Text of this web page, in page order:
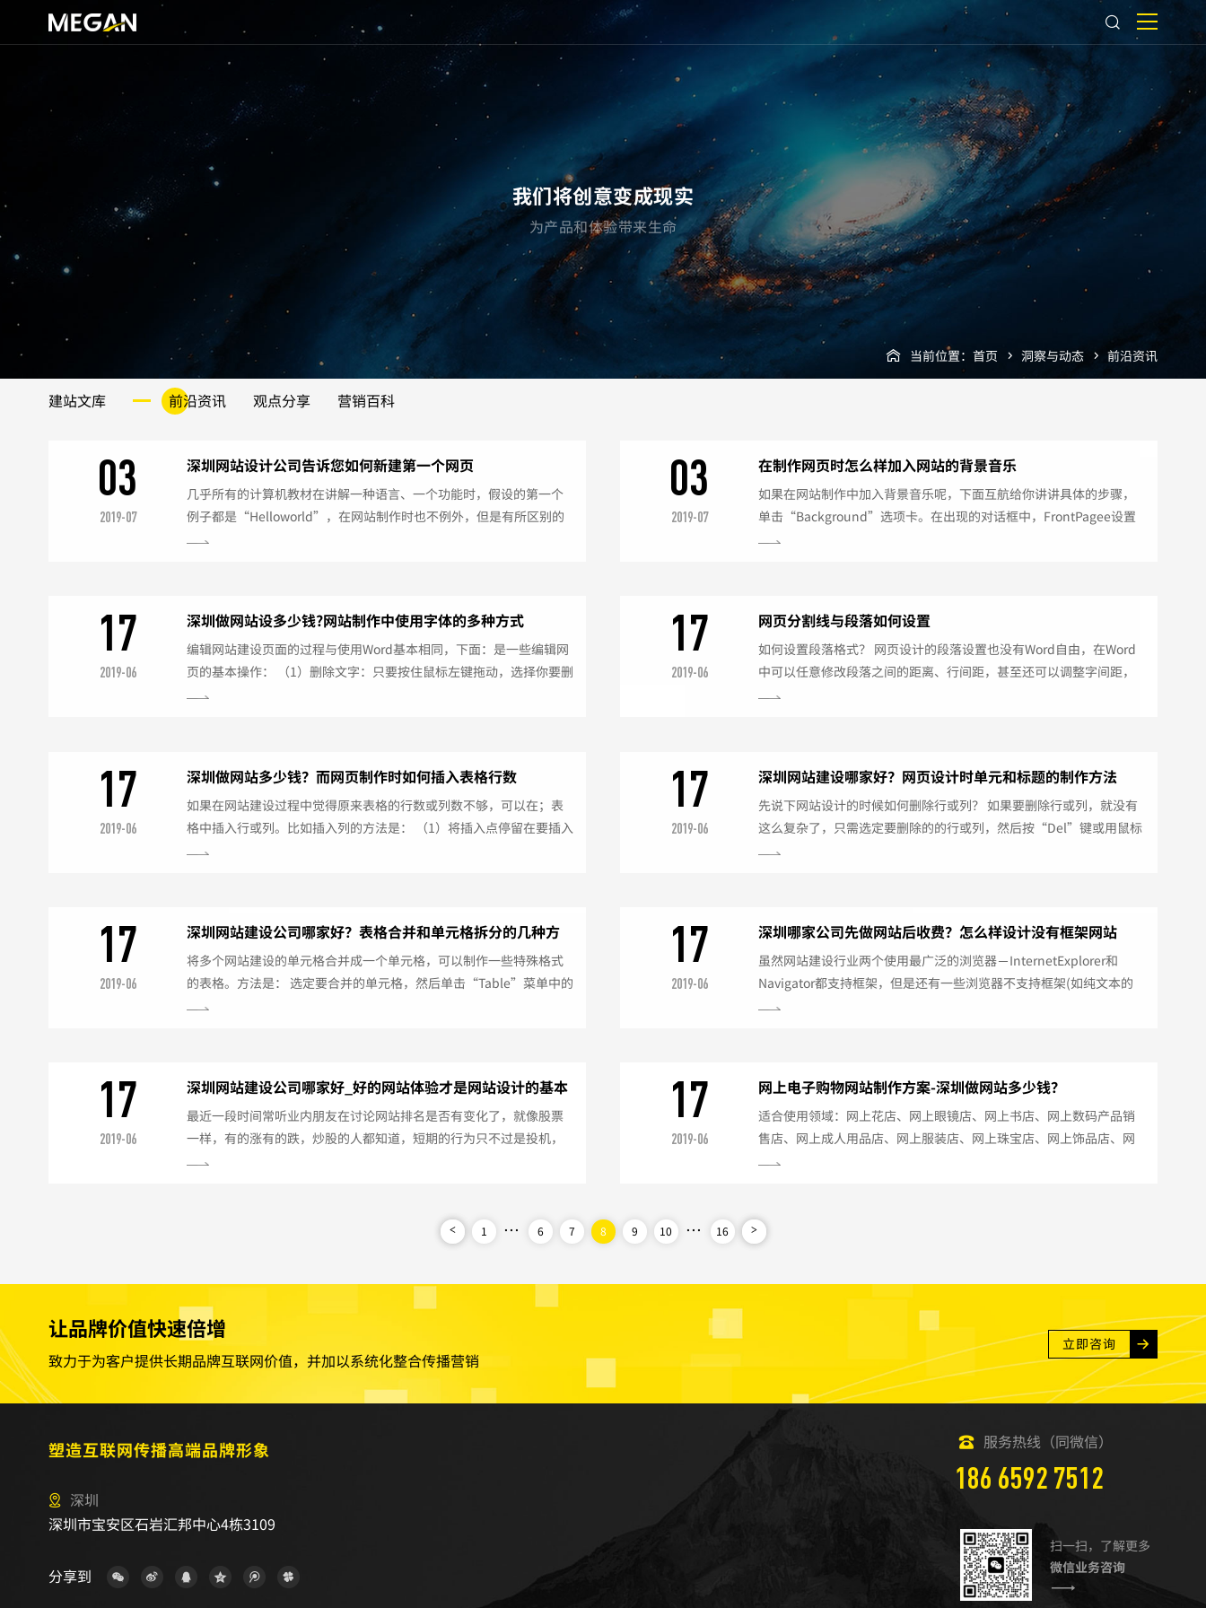
我们将创意变成现实
为产品和体验带来生命
当前位置：首页 洞察与动态 前沿资讯
建站文库 前沿资讯 观点分享 营销百科
03
2019-07
深圳网站设计公司告诉您如何新建第一个网页
几乎所有的计算机教材在讲解一种语言、一个功能时，假设的第一个
例子都是“Helloworld”，在网站制作时也不例外，但是有所区别的
是，我们要使用中文，即在网页显示出“你好，我的网页”。首先启
的，...
03
2019-07
在制作网页时怎么样加入网站的背景音乐
如果在网站制作中加入背景音乐呢，下面互航给你讲讲具体的步骤，
单击“Background”选项卡。在出现的对话框中，FrontPagee设置
了默认的背景颜色，单击“Background”旁边的下拉列表框，从中可
滚动而滚动...
17
2019-06
深圳做网站设多少钱?网站制作中使用字体的多种方式
编辑网站建设页面的过程与使用Word基本相同，下面：是一些编辑网
页的基本操作： （1）删除文字：只要按住鼠标左键拖动，选择你要删
除的文字，按Kelete键即可。（2）替换文字：选择你要替换的文字，
符即可。...
17
2019-06
网页分割线与段落如何设置
如何设置段落格式？ 网页设计的段落设置也没有Word自由，在Word
中可以任意修改段落之间的距离、行间距，甚至还可以调整字间距，
但在网页中却没有这么自由。有时希望将段落间距变小，就需要使用
主题突出，容易阅读。而...
17
2019-06
深圳做网站多少钱？而网页制作时如何插入表格行数
如果在网站建设过程中觉得原来表格的行数或列数不够，可以在；表
格中插入行或列。比如插入列的方法是： （1）将插入点停留在要插入
行或列的单元格内.（2）单击“Columns(列)”菜单中的
17
2019-06
深圳网站建设哪家好？网页设计时单元和标题的制作方法
先说下网站设计的时候如何删除行或列？ 如果要删除行或列，就没有
这么复杂了，只需选定要删除的的行或列，然后按“Del”键或用鼠标
单击工具栏上的剪切按钮即可。 如何插入单元或标题？ 插入单元格的
17
2019-06
深圳网站建设公司哪家好？表格合并和单元格拆分的几种方
法
将多个网站建设的单元格合并成一个单元格，可以制作一些特殊格式
的表格。方法是： 选定要合并的单元格，然后单击“Table”菜单中的
“MergeCells(合并单元格)”菜单项，或单击工具样上的“合并单元
17
2019-06
深圳哪家公司先做网站后收费？怎么样设计没有框架网站
虽然网站建设行业两个使用最广泛的浏览器－InternetExplorer和
Navigator都支持框架，但是还有一些浏览器不支持框架(如纯文本的
UNIX浏览器Lynx)。虽然这一部分访问者数量微乎其微，但在网站制作
17
2019-06
深圳网站建设公司哪家好_好的网站体验才是网站设计的基本
最近一段时间常听业内朋友在讨论网站排名是否有变化了，就像股票
一样，有的涨有的跌，炒股的人都知道，短期的行为只不过是投机，
对某只股票的长期持有说明对这个公司有信心。 网站排名是有涨有
直在变化，只是可能前段时间并不明显，或是在观察网站的一些表
17
2019-06
网上电子购物网站制作方案-深圳做网站多少钱？
适合使用领域：网上花店、网上眼镜店、网上书店、网上数码产品销
售店、网上成人用品店、网上服装店、网上珠宝店、网上饰品店、网
上手机店、网上茶叶店、网上超市店、银饰批发网、民族工艺品网、
购物系统、电子商务网站建设、asp购物源代码、商城系统、网上销售
系统等。 系统主要组成...
< 1 ... 6 7 8 9 10 ... 16 >
让品牌价值快速倍增
致力于为客户提供长期品牌互联网价值，并加以系统化整合传播营销
立即咨询
塑造互联网传播高端品牌形象 服务热线（同微信）
186 6592 7512
深圳
深圳市宝安区石岩汇邦中心4栋3109
扫一扫，了解更多
微信业务咨询
分享到